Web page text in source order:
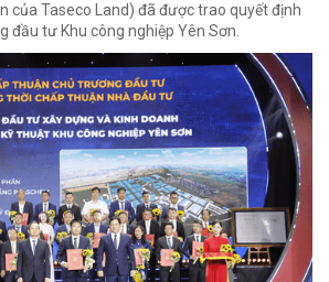
của Taseco Land) đã được trao quyết định
đầu tư Khu công nghiệp Yên Sơn.